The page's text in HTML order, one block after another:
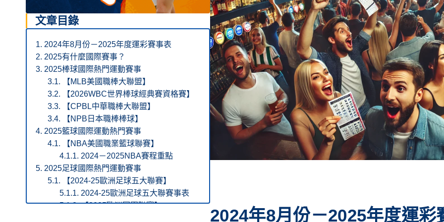
文章目錄
2024年8月份－2025年度運彩賽事表
2025有什麼國際賽事？
2025棒球國際熱門運動賽事
【MLB美國職棒大聯盟】
【2026WBC世界棒球經典賽資格賽】
【CPBL中華職棒大聯盟】
【NPB日本職棒棒球】
2025籃球國際運動熱門賽事
【NBA美國職業籃球聯賽】
2024－2025NBA賽程重點
2025足球國際熱門運動賽事
【2024-25歐洲足球五大聯賽】
2024-25歐洲足球五大聯賽事表
【2025歐洲冠軍聯賽】
2024年8月份－2025年度運彩